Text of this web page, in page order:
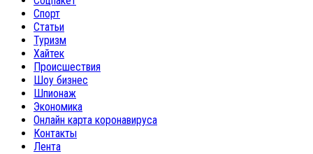
Спорт
Статьи
Туризм
Хайтек
Происшествия
Шоу бизнес
Шпионаж
Экономика
Онлайн карта коронавируса
Контакты
Лента